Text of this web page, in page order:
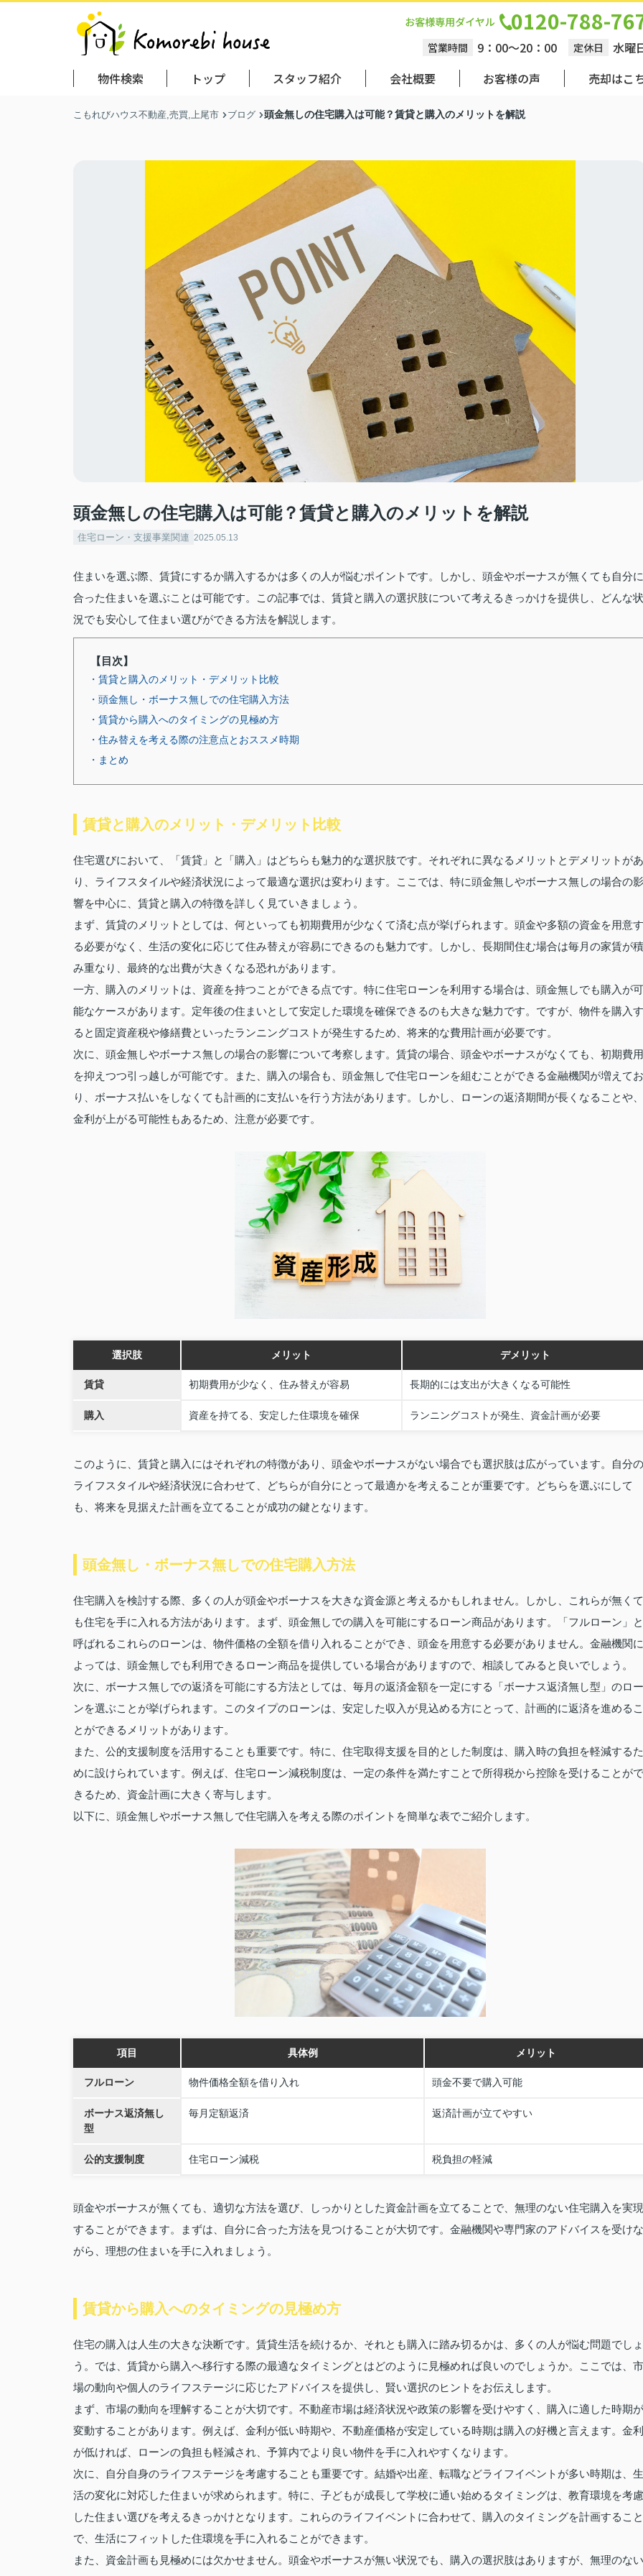
0120-788-
営業時間 9：00～20：00 定休日
水曜
物件検索
トップ スタッフ紹介 会社概要 お客様の声 売却はこ
こもれびハウス不動産,売買,上尾市 ブログ 頭金無しの住宅購入は可能？賃貸と購入のメリットを解説
頭金無しの住宅購入は可能？賃貸と購入のメリットを解説
住宅ローン・支援事業関連 2025.05.13
住まいを選ぶ際、賃貸にするか購入するかは多くの人が悩むポイントです。しかし、頭金やボーナスが無くても自分に
合った住まいを選ぶことは可能です。この記事では、賃貸と購入の選択肢について考えるきっかけを提供し、どんな状
況でも安心して住まい選びができる方法を解説します。
【目次】
・賃貸と購入のメリット・デメリット比較
・頭金無し・ボーナス無しでの住宅購入方法
・賃貸から購入へのタイミングの見極め方
・住み替えを考える際の注意点とおススメ時期
・まとめ
賃貸と購入のメリット・デメリット比較
住宅選びにおいて、「賃貸」と「購入」はどちらも魅力的な選択肢です。それぞれに異なるメリットとデメリットがあ
り、ライフスタイルや経済状況によって最適な選択は変わります。ここでは、特に頭金無しやボーナス無しの場合の影
響を中心に、賃貸と購入の特徴を詳しく見ていきましょう。
まず、賃貸のメリットとしては、何といっても初期費用が少なくて済む点が挙げられます。頭金や多額の資金を用意す
る必要がなく、生活の変化に応じて住み替えが容易にできるのも魅力です。しかし、長期間住む場合は毎月の家賃が積
み重なり、最終的な出費が大きくなる恐れがあります。
一方、購入のメリットは、資産を持つことができる点です。特に住宅ローンを利用する場合は、頭金無しでも購入が可
能なケースがあります。定年後の住まいとして安定した環境を確保できるのも大きな魅力です。ですが、物件を購入す
ると固定資産税や修繕費といったランニングコストが発生するため、将来的な費用計画が必要です。
次に、頭金無しやボーナス無しの場合の影響について考察します。賃貸の場合、頭金やボーナスがなくても、初期費用
を抑えつつ引っ越しが可能です。また、購入の場合も、頭金無しで住宅ローンを組むことができる金融機関が増えてお
り、ボーナス払いをしなくても計画的に支払いを行う方法があります。しかし、ローンの返済期間が長くなることや、
金利が上がる可能性もあるため、注意が必要です。
選択肢 メリット デメリット
賃貸 初期費用が少なく、住み替えが容易 長期的には支出が大きくなる可能性
購入 資産を持てる、安定した住環境を確保 ランニングコストが発生、資金計画が必要
このように、賃貸と購入にはそれぞれの特徴があり、頭金やボーナスがない場合でも選択肢は広がっています。自分の
ライフスタイルや経済状況に合わせて、どちらが自分にとって最適かを考えることが重要です。どちらを選ぶにして
も、将来を見据えた計画を立てることが成功の鍵となります。
頭金無し・ボーナス無しでの住宅購入方法
住宅購入を検討する際、多くの人が頭金やボーナスを大きな資金源と考えるかもしれません。しかし、これらが無くて
も住宅を手に入れる方法があります。まず、頭金無しでの購入を可能にするローン商品があります。「フルローン」と
呼ばれるこれらのローンは、物件価格の全額を借り入れることができ、頭金を用意する必要がありません。金融機関に
よっては、頭金無しでも利用できるローン商品を提供している場合がありますので、相談してみると良いでしょう。
次に、ボーナス無しでの返済を可能にする方法としては、毎月の返済金額を一定にする「ボーナス返済無し型」のロー
ンを選ぶことが挙げられます。このタイプのローンは、安定した収入が見込める方にとって、計画的に返済を進めるこ
とができるメリットがあります。
また、公的支援制度を活用することも重要です。特に、住宅取得支援を目的とした制度は、購入時の負担を軽減するた
めに設けられています。例えば、住宅ローン減税制度は、一定の条件を満たすことで所得税から控除を受けることがで
きるため、資金計画に大きく寄与します。
以下に、頭金無しやボーナス無しで住宅購入を考える際のポイントを簡単な表でご紹介します。
項目 具体例 メリット
フルローン 物件価格全額を借り入れ 頭金不要で購入可能
ボーナス返済無し
型
毎月定額返済 返済計画が立てやすい
公的支援制度 住宅ローン減税 税負担の軽減
頭金やボーナスが無くても、適切な方法を選び、しっかりとした資金計画を立てることで、無理のない住宅購入を実現
することができます。まずは、自分に合った方法を見つけることが大切です。金融機関や専門家のアドバイスを受けな
がら、理想の住まいを手に入れましょう。
賃貸から購入へのタイミングの見極め方
住宅の購入は人生の大きな決断です。賃貸生活を続けるか、それとも購入に踏み切るかは、多くの人が悩む問題でしょ
う。では、賃貸から購入へ移行する際の最適なタイミングとはどのように見極めれば良いのでしょうか。ここでは、市
場の動向や個人のライフステージに応じたアドバイスを提供し、賢い選択のヒントをお伝えします。
まず、市場の動向を理解することが大切です。不動産市場は経済状況や政策の影響を受けやすく、購入に適した時期が
変動することがあります。例えば、金利が低い時期や、不動産価格が安定している時期は購入の好機と言えます。金利
が低ければ、ローンの負担も軽減され、予算内でより良い物件を手に入れやすくなります。
次に、自分自身のライフステージを考慮することも重要です。結婚や出産、転職などライフイベントが多い時期は、生
活の変化に対応した住まいが求められます。特に、子どもが成長して学校に通い始めるタイミングは、教育環境を考慮
した住まい選びを考えるきっかけとなります。これらのライフイベントに合わせて、購入のタイミングを計画すること
で、生活にフィットした住環境を手に入れることができます。
また、資金計画も見極めには欠かせません。頭金やボーナスが無い状況でも、購入の選択肢はありますが、無理のない